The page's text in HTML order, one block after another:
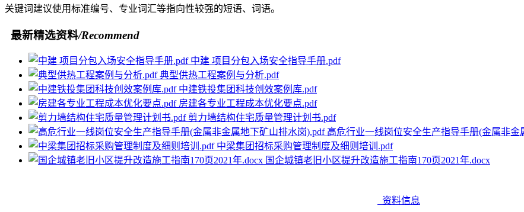
关键词建议使用标准编号、专业词汇等指向性较强的短语、词语。
最新精选资料/Recommend
中建 项目分包入场安全指导手册.pdf
典型供热工程案例与分析.pdf
中建铁投集团科技创效案例库.pdf
房建各专业工程成本优化要点.pdf
剪力墙结构住宅质量管理计划书.pdf
高危行业一线岗位安全生产指导手册(金属非金
中梁集团招标采购管理制度及细则培训.pdf
国企城镇老旧小区提升改造施工指南170页2021年.docx
资料信息